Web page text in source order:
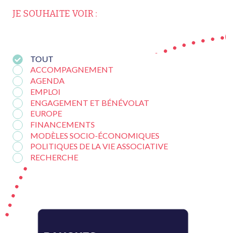
JE SOUHAITE VOIR :
TOUT
ACCOMPAGNEMENT
AGENDA
EMPLOI
ENGAGEMENT ET BÉNÉVOLAT
EUROPE
FINANCEMENTS
MODÈLES SOCIO-ÉCONOMIQUES
POLITIQUES DE LA VIE ASSOCIATIVE
RECHERCHE